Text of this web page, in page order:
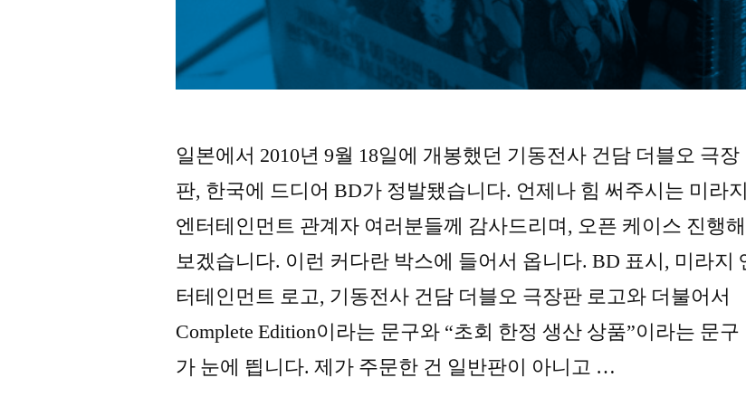
일본에서 2010년 9월 18일에 개봉했던 기동전사 건담 더블오 극장
판, 한국에 드디어 BD가 정발됐습니다. 언제나 힘 써주시는 미라지
엔터테인먼트 관계자 여러분들께 감사드리며, 오픈 케이스 진행해
보겠습니다. 이런 커다란 박스에 들어서 옵니다. BD 표시, 미라지
터테인먼트 로고, 기동전사 건담 더블오 극장판 로고와 더불어서
Complete Edition이라는 문구와 “초회 한정 생산 상품”이라는 문구
가 눈에 띕니다. 제가 주문한 건 일반판이 아니고 …